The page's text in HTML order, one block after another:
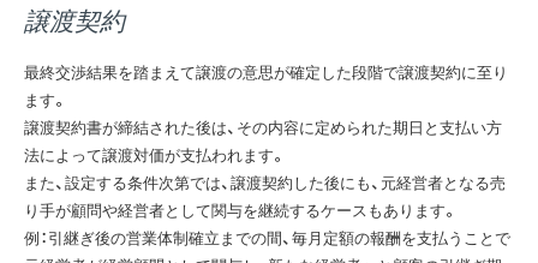
譲渡契約
最終交渉結果を踏まえて譲渡の意思が確定した段階で譲渡契約に至り
ます。
譲渡契約書が締結された後は、その内容に定められた期日と支払い方
法によって譲渡対価が支払われます。
また、設定する条件次第では、譲渡契約した後にも、元経営者となる売
り手が顧問や経営者として関与を継続するケースもあります。
例：引継ぎ後の営業体制確立までの間、毎月定額の報酬を支払うことで